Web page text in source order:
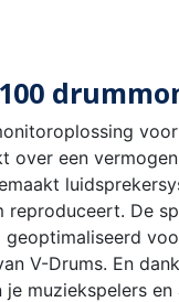
over een
reproduceert. De
V-Drums. En
je muziekspelers